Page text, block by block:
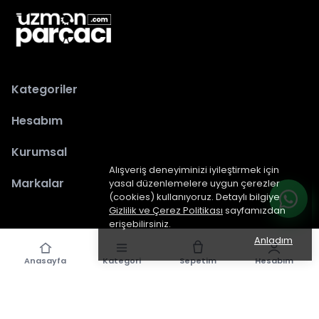
Alışveriş deneyiminizi iyileştirmek için
yasal düzenlemelere uygun çerezler
(cookies) kullanıyoruz. Detaylı bilgiye
Gizlilik ve Çerez Politikası sayfamızdan
erişebilirsiniz.
Anladım
Kategoriler
Hesabım
Kurumsal
Markalar
epiked.comtarafından dizayn edilmiştir.
Anasayfa Kategori Sepetim Hesabım